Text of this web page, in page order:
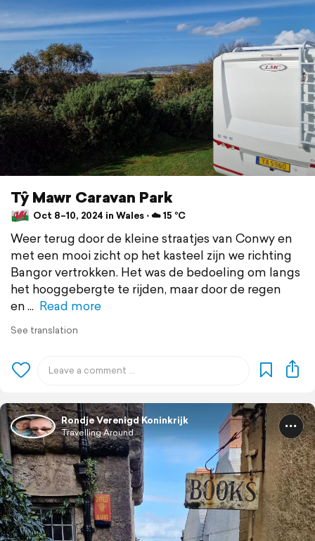
Tŷ Mawr Caravan Park
Oct 8–10, 2024 in Wales ⋅ ☁️ 15 °C
Weer terug door de kleine straatjes van Conwy en
met een mooi zicht op het kasteel zijn we richting
Bangor vertrokken. Het was de bedoeling om langs
het hooggebergte te rijden, maar door de regen
en
Read more
See translation
Rondje Verenigd Koninkrijk
Travelling Around